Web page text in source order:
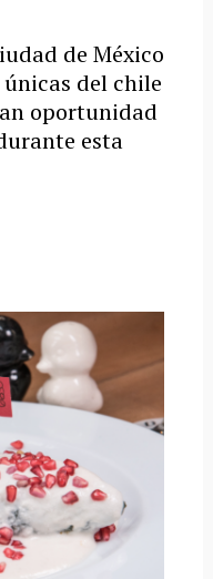
de México
del chile
oportunidad
esta